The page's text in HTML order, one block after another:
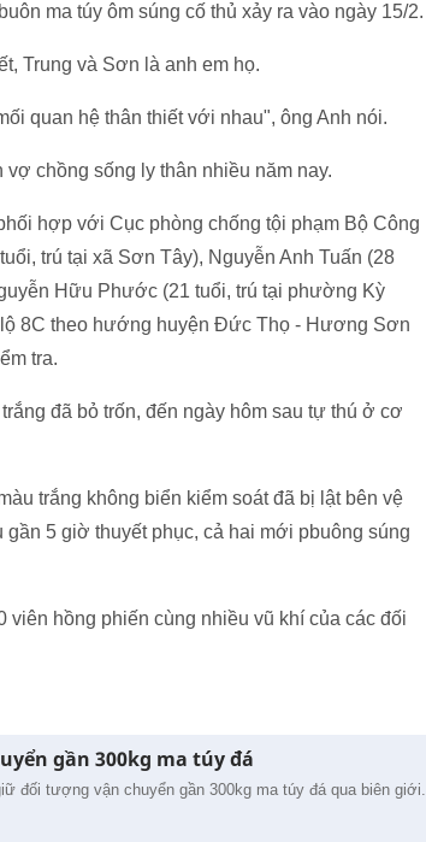
ma túy ôm súng cố thủ xảy ra vào ngày 15/2.
Trung và Sơn là anh em họ.
quan hệ thân thiết với nhau", ông Anh nói.
chồng sống ly thân nhiều năm nay.
hợp với Cục phòng chống tội phạm Bộ Công
trú tại xã Sơn Tây), Nguyễn Anh Tuấn (28
Hữu Phước (21 tuổi, trú tại phường Kỳ
8C theo hướng huyện Đức Thọ - Hương Sơn
tra.
đã bỏ trốn, đến ngày hôm sau tự thú ở cơ
trắng không biển kiểm soát đã bị lật bên vệ
5 giờ thuyết phục, cả hai mới pbuông súng
hồng phiến cùng nhiều vũ khí của các đối
gần 300kg ma túy đá
đối tượng vận chuyển gần 300kg ma túy đá qua biên giới.